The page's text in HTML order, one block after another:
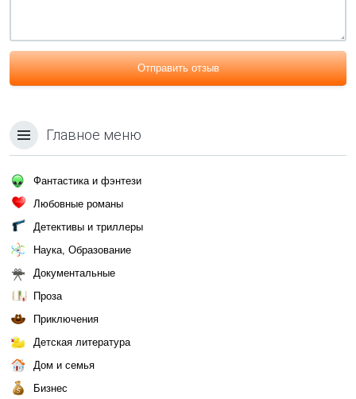
Отправить отзыв
Главное меню
Фантастика и фэнтези
Любовные романы
Детективы и триллеры
Наука, Образование
Документальные
Проза
Приключения
Детская литература
Дом и семья
Бизнес